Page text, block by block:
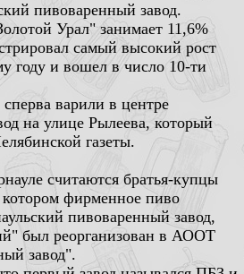
пивоваренный завод.
Урал" занимает 11,6%
самый высокий рост
году и вошел в число 10-ти
варили в центре
на улице Рылеева, который
газеты.
считаются братья-купцы
фирменное пиво
пивоваренный завод,
был реорганизован в АООТ
завод".